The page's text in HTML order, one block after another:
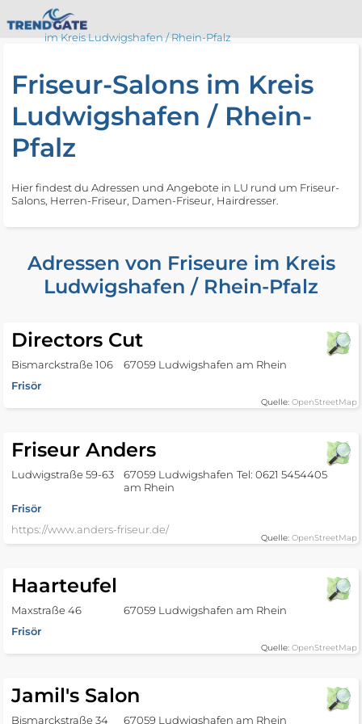
im Kreis Ludwigshafen / Rhein-Pfalz
Friseur-Salons im Kreis
Ludwigshafen / Rhein-
Pfalz
Hier findest du Adressen und Angebote in LU rund um Friseur-
Salons, Herren-Friseur, Damen-Friseur, Hairdresser.
Adressen von Friseure im Kreis
Ludwigshafen / Rhein-Pfalz
Directors Cut
Bismarckstraße 106
67059 Ludwigshafen am Rhein
Frisör
Quelle: OpenStreetMap
Friseur Anders
Ludwigstraße 59-63
67059 Ludwigshafen
am Rhein
Tel: 0621 5454405
Frisör
https://www.anders-friseur.de/
Quelle: OpenStreetMap
Haarteufel
Maxstraße 46
67059 Ludwigshafen am Rhein
Frisör
Quelle: OpenStreetMap
Jamil's Salon
Bismarckstraße 34 67059 Ludwigshafen am Rhein